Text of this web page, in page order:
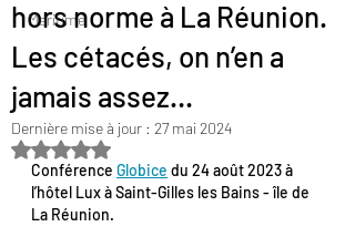
Maritime
hors norme à La Réunion.
Les cétacés, on n’en a
jamais assez…
Dernière mise à jour : 27 mai 2024
Noté NaN étoiles sur 5.
Conférence Globice du 24 août 2023 à
l’hôtel Lux à Saint-Gilles les Bains - île de
La Réunion.